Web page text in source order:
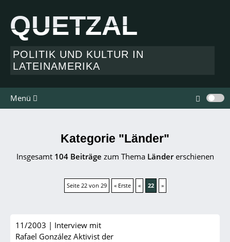
QUETZAL
QUETZAL
POLITIK UND KULTUR IN
LATEINAMERIKA
Menü
Kategorie "Länder"
Insgesamt 104 Beiträge zum Thema Ländererschienen
Seite 22 von 29 « Erste « 22 »
11/2003 | Interview mit
Rafael González Aktivist der